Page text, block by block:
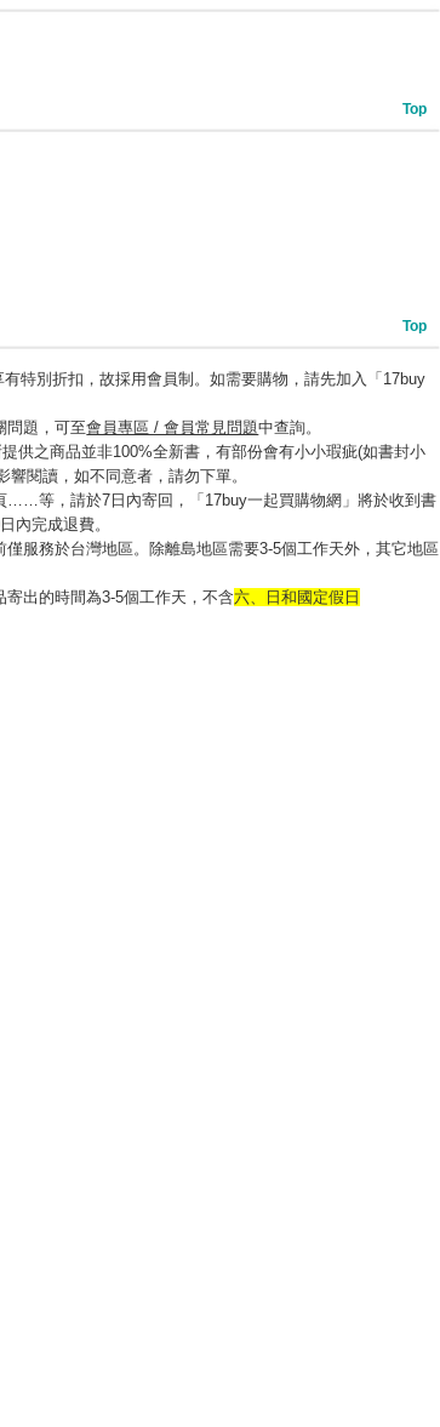
Top
Top
有特別折扣 ，故採用會員制 。如需要購物 ，請先加入「17buy
問題，可至會員專區 / 會員常見問題中查詢。
供之商品並非100%全新書，有部份會有小小瑕疵(如書封小
響閱讀 ， 如不同意者 ， 請勿下單。
……等，請於7日內寄回 ，
「17buy一起買購物網」將於收到書
內完成退費。
僅服務於台灣地區。除離島地區需要3-5個工作天外，其它地區
寄出的時間為3-5個工作天，不含六、日和國定假日